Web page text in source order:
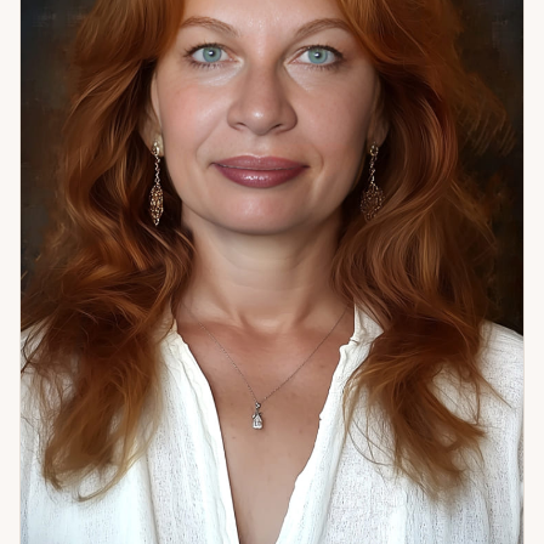
но объяснить это трудно — приходите. Разберёмся вместе.